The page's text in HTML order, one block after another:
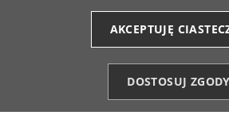
Start
Ulubione (0)
(+48) 784 018 515
AKCEPTUJĘ
DOSTOSUJ ZGODY